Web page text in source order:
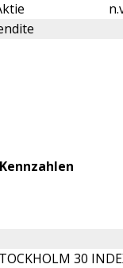
30